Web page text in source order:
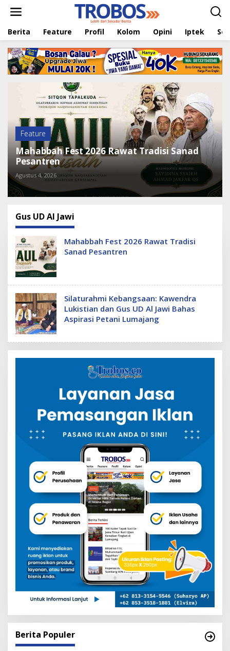
t
Berita Feature Profil Kolom Opini Iptek
Feature
Mahabbah Fest 2026 Rawat Tradisi Sanad
Pesantren
Agustus 4, 2026
Gus UD Al Jawi
Mahabbah Fest 2026 Rawat Tradisi
Sanad Pesantren
Silaturahmi Kebangsaan: Kawendra
Lukistian dan Gus UD Al Jawi Bahas
Aspirasi Petani Lumajang
Berita Populer